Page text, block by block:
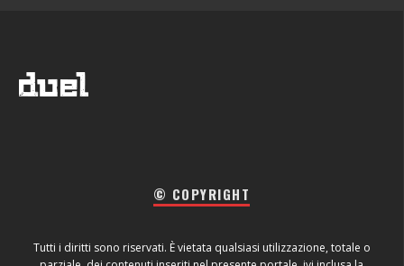
© COPYRIGHT
Tutti i diritti sono riservati. È vietata qualsiasi utilizzazione, totale o